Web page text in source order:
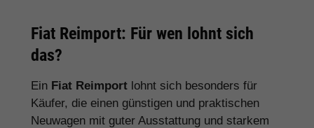
Fiat Reimport: Für wen lohnt sich
das?
Ein Fiat Reimport lohnt sich besonders für
Käufer, die einen günstigen und praktischen
Neuwagen mit guter Ausstattung und starkem